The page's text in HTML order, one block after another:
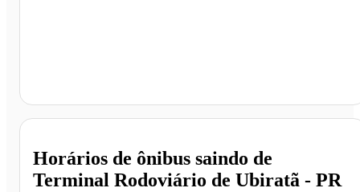
Horários de ônibus saindo de
Terminal Rodoviário de Ubiratã - PR